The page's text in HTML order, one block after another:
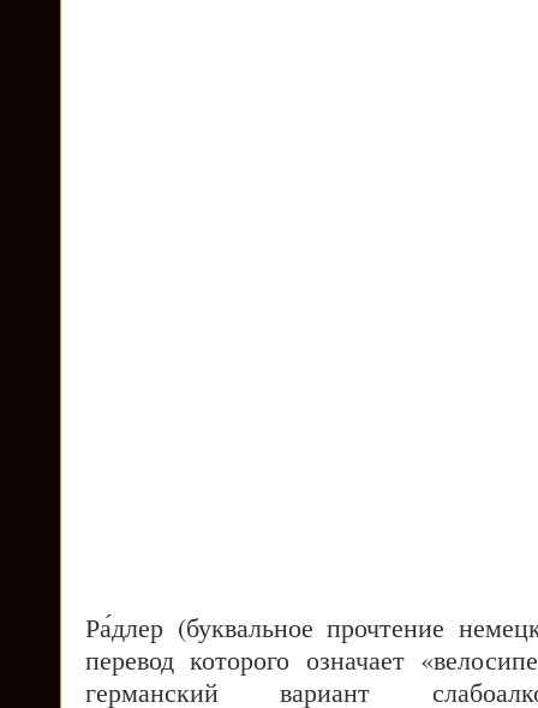
Ра́длер (буквальное прочтение
перевод которого означает
германский вариант